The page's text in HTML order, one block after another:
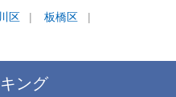
区 板橋区
ング